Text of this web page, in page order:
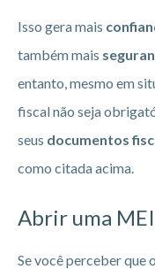
Isso gera mais
também mais
entanto, mesmo em
fiscal não seja
seus documentos
como citada acima.
Abrir uma
Se você perceber que